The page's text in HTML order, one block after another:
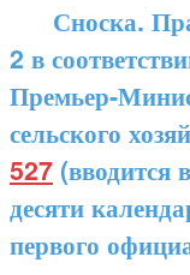
Сноска.
2 в
Премьер-
сельского
527 (вводится
десяти
первого